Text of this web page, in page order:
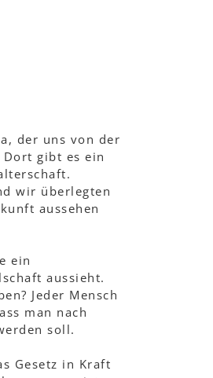
der uns von der
gibt es ein
wir überlegten
aussehen
ein
aussieht.
Jeder Mensch
man nach
soll.
Gesetz in Kraft